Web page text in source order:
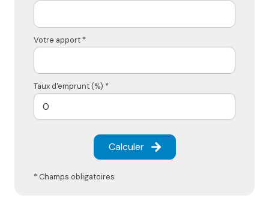
Votre apport *
Taux d'emprunt (%) *
Calculer
* Champs obligatoires